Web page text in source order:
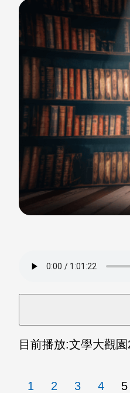
目前播放:文學大觀園
1 2 3 4 5